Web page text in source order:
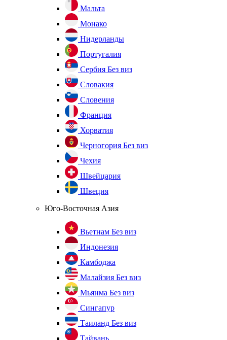
Мальта
Монако
Нидерланды
Португалия
Сербия Без виз
Словакия
Словения
Франция
Хорватия
Черногория Без виз
Чехия
Швейцария
Швеция
Юго-Восточная Азия
Вьетнам Без виз
Индонезия
Камбоджа
Малайзия Без виз
Мьянма Без виз
Сингапур
Таиланд Без виз
Тайвань